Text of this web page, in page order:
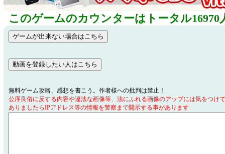
このゲームのカウンターはトータル16970
無料ゲーム攻略、感想を書こう。作者様への批判は禁止！
公序良俗に反する内容や違法な画像等、法にふれる画像のアップには気をつけ
ありましたらIPアドレス等の情報を警察まで開示する事があります